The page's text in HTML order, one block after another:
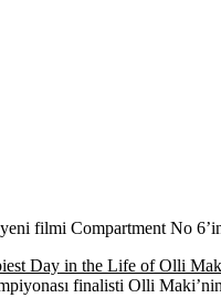
filmi Compartment No
Day in the Life of Olli
finalisti Olli